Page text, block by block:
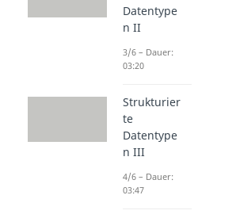
Datentype
n II
3/6 – Dauer:
03:20
Strukturier
te
Datentype
n III
4/6 – Dauer:
03:47